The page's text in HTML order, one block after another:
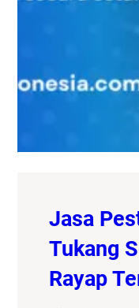
Jasa
Tukang
Rayap